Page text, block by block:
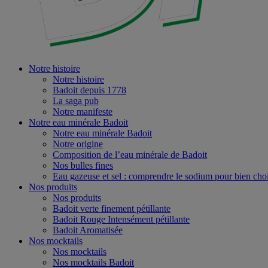
Notre histoire
Notre histoire
Badoit depuis 1778
La saga pub
Notre manifeste
Notre eau minérale Badoit
Notre eau minérale Badoit
Notre origine
Composition de l’eau minérale de Badoit
Nos bulles fines
Eau gazeuse et sel : comprendre le sodium pour bien
Nos produits
Nos produits
Badoit verte finement pétillante
Badoit Rouge Intensément pétillante
Badoit Aromatisée
Nos mocktails
Nos mocktails
Nos mocktails Badoit